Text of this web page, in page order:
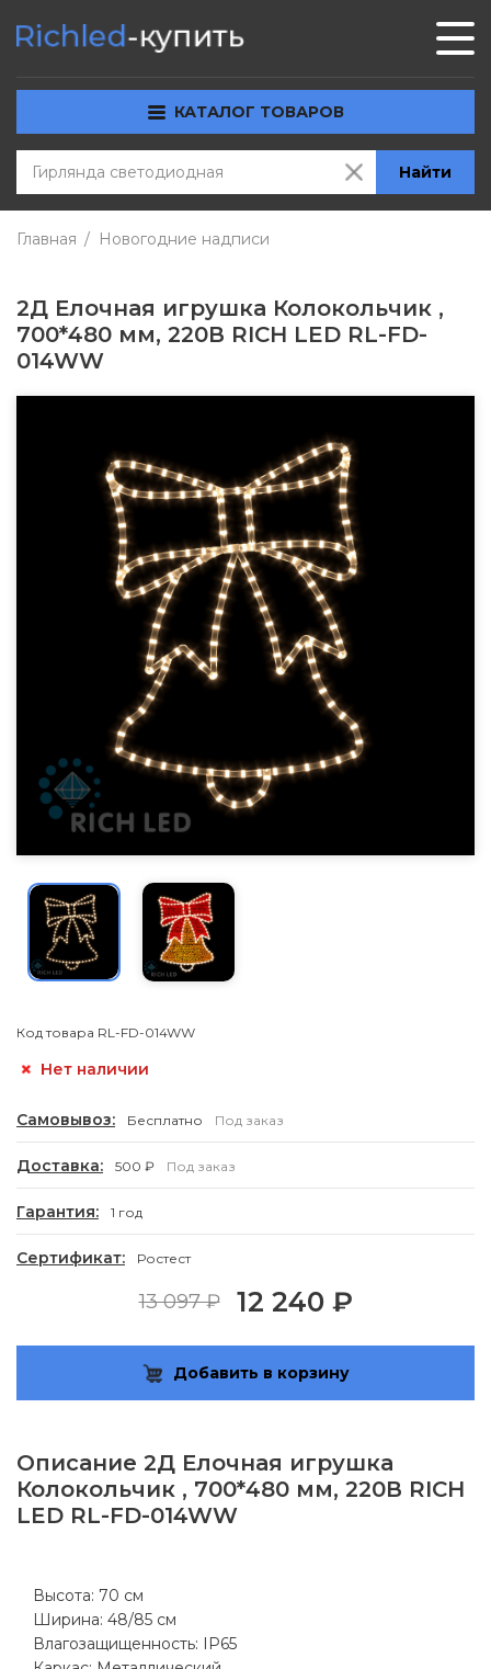
КАТАЛОГ ТОВАРОВ
Найти
Главная Новогодние надписи
2Д Елочная игрушка Колокольчик ,
700*480 мм, 220В RICH LED RL-FD-
014WW
Код товара RL-FD-014WW
Нет наличии
Самовывоз: Бесплатно Под заказ
Доставка: 500 ₽ Под заказ
Гарантия: 1 год
Сертификат: Ростест
13 097 ₽ 12 240 ₽
Добавить в корзину
Описание 2Д Елочная игрушка
Колокольчик , 700*480 мм, 220В RICH
LED RL-FD-014WW
Высота: 70 см
Ширина: 48/85 см
Влагозащищенность: IP65